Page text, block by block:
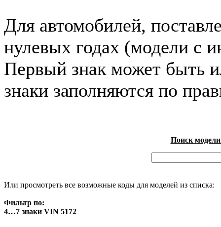
Для автомобилей,
нулевых годах (модели с
Первый знак может быть
знаки заполняются по
Поиск
Или просмотреть все возможные коды для моделей из списка:
Фильтр по:
4…7 знаки VIN 5172